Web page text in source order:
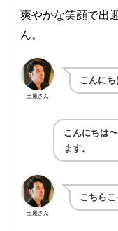
爽やかな笑顔で出
ん。
土屋さん
こんにち
こんにちは
ます。
土屋さん
こちらこ